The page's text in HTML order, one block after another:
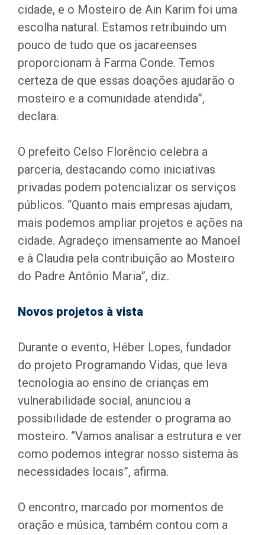
cidade, e o Mosteiro de Ain Karim foi uma
escolha natural. Estamos retribuindo um
pouco de tudo que os jacareenses
proporcionam à Farma Conde. Temos
certeza de que essas doações ajudarão o
mosteiro e a comunidade atendida”,
declara.
O prefeito Celso Florêncio celebra a
parceria, destacando como iniciativas
privadas podem potencializar os serviços
públicos. “Quanto mais empresas ajudam,
mais podemos ampliar projetos e ações na
cidade. Agradeço imensamente ao Manoel
e à Claudia pela contribuição ao Mosteiro
do Padre Antônio Maria”, diz.
Novos projetos à vista
Durante o evento, Héber Lopes, fundador
do projeto Programando Vidas, que leva
tecnologia ao ensino de crianças em
vulnerabilidade social, anunciou a
possibilidade de estender o programa ao
mosteiro. “Vamos analisar a estrutura e ver
como podemos integrar nosso sistema às
necessidades locais”, afirma.
O encontro, marcado por momentos de
oração e música, também contou com a